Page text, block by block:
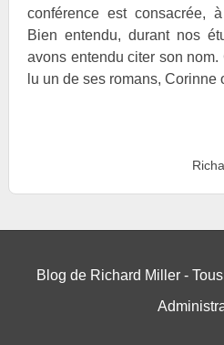
conférence est consacrée,
Bien entendu, durant nos
avons entendu citer son
lu un de ses romans, Corinne
Blog de Richard Miller -